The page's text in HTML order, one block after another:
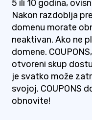
5 ili 10 godina,
Nakon razdoblja
domenu morate
neaktivan. Ako ne
domene.
otvoreni skup
je svatko može
svojoj. COUPONS
obnovite!